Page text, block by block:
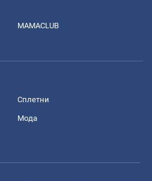
MAMACLUB
Сплетни
Мода